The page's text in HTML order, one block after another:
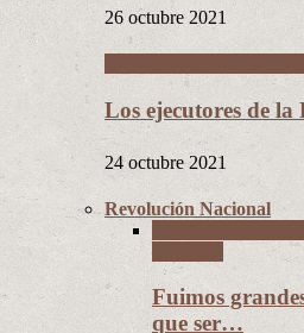
26 octubre 2021
Los ejecutores de
24 octubre 2021
Revolución Nacional
Fuimos
que ser…